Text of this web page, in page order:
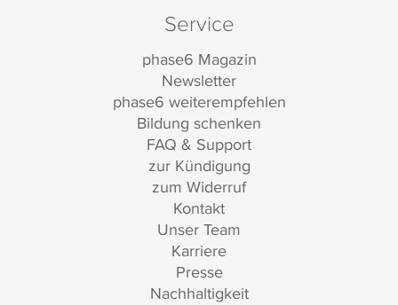
Service
phase6 Magazin
Newsletter
phase6 weiterempfehlen
Bildung schenken
FAQ & Support
zur Kündigung
zum Widerruf
Kontakt
Unser Team
Karriere
Presse
Nachhaltigkeit